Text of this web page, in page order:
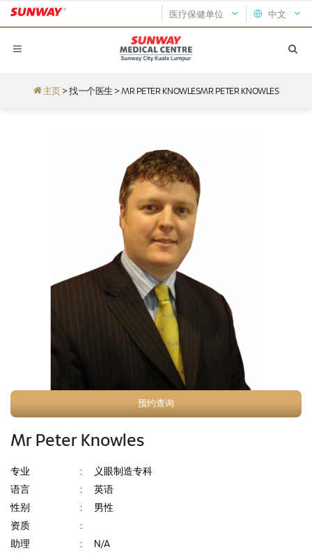
中文
医疗保健单位
主页 >找一个医生 >MR PETER KNOWLESMR PETER KNOWLES
预约查询
Mr Peter Knowles
专业 :
义眼制造专科
语言
:
英语
性别
:
男性
资质
:
助理
: N/A